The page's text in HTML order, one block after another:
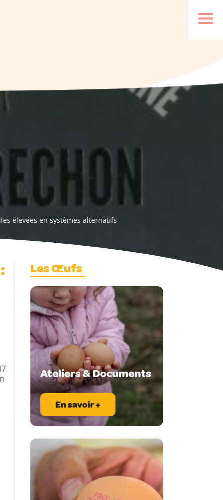
élevées en systèmes alternatifs
Les Œufs
Ateliers & Documents
En savoir +